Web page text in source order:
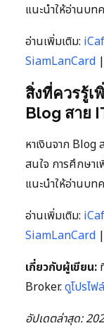
แนะนำให้อ่านบท
อ่านเพิ่มเติม:
SiamLanCard |
สิ่งที่ควรรู้เ
Blog สาย
หาเงินจาก Blog
สนใจ การศึกษาเ
แนะนำให้อ่านบท
อ่านเพิ่มเติม:
SiamLanCard |
เกี่ยวกับผู้เขียน:
Broker.ดูโปรไฟ
อัปเดตล่าสุด: